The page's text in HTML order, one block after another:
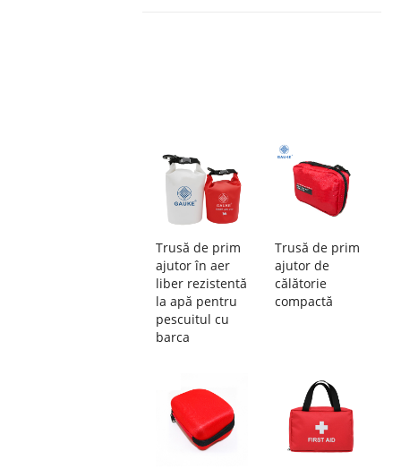
Trusă de prim
ajutor în aer
liber rezistentă
la apă pentru
pescuitul cu
barca
Trusă de prim
ajutor de
călătorie
compactă